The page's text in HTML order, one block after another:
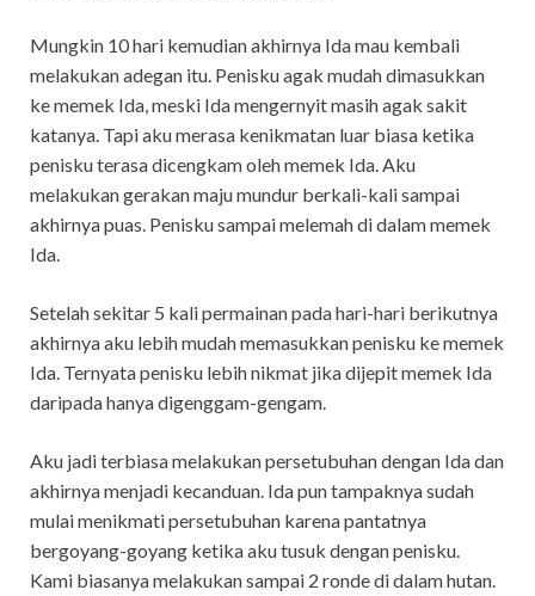
Mungkin 10 hari kemudian akhirnya Ida mau kembali
melakukan adegan itu. Penisku agak mudah dimasukkan
ke memek Ida, meski Ida mengernyit masih agak sakit
katanya. Tapi aku merasa kenikmatan luar biasa ketika
penisku terasa dicengkam oleh memek Ida. Aku
melakukan gerakan maju mundur berkali-kali sampai
akhirnya puas. Penisku sampai melemah di dalam memek
Ida.
Setelah sekitar 5 kali permainan pada hari-hari berikutnya
akhirnya aku lebih mudah memasukkan penisku ke memek
Ida. Ternyata penisku lebih nikmat jika dijepit memek Ida
daripada hanya digenggam-gengam.
Aku jadi terbiasa melakukan persetubuhan dengan Ida dan
akhirnya menjadi kecanduan. Ida pun tampaknya sudah
mulai menikmati persetubuhan karena pantatnya
bergoyang-goyang ketika aku tusuk dengan penisku.
Kami biasanya melakukan sampai 2 ronde di dalam hutan.